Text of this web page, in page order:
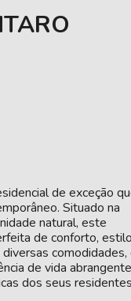
de exceção
Situado na
natural, este
de conforto,
comodidades,
de vida
dos seus